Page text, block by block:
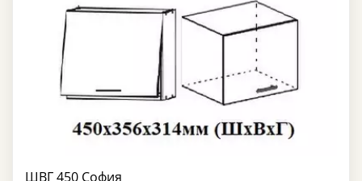
ШВГ 450 София